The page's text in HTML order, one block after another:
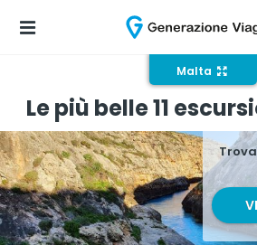
Malta
Le più belle 11